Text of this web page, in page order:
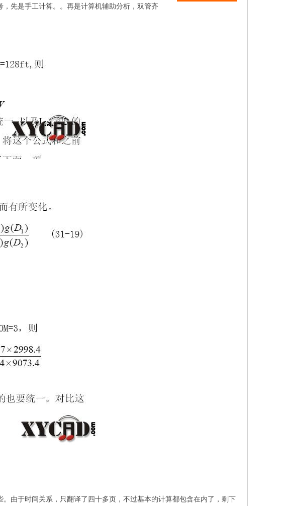
先是手工计算。。再是计算机辅助分析，双管齐
由于时间关系，只翻译了四十多页，不过基本的计算都包含在内了，剩下